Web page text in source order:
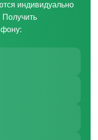
индивидуально